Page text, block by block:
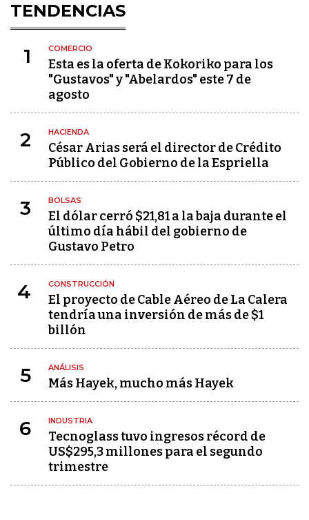
TENDENCIAS
1 COMERCIO
Esta es la oferta de Kokoriko para los
"Gustavos" y "Abelardos" este 7 de
agosto
2 HACIENDA
César Arias será el director de Crédito
Público del Gobierno de la Espriella
3 BOLSAS
El dólar cerró $21,81 a la baja durante el
último día hábil del gobierno de
Gustavo Petro
4 CONSTRUCCIÓN
El proyecto de Cable Aéreo de La Calera
tendría una inversión de más de $1
billón
5 ANÁLISIS
Más Hayek, mucho más Hayek
6 INDUSTRIA
Tecnoglass tuvo ingresos récord de
US$295,3 millones para el segundo
trimestre